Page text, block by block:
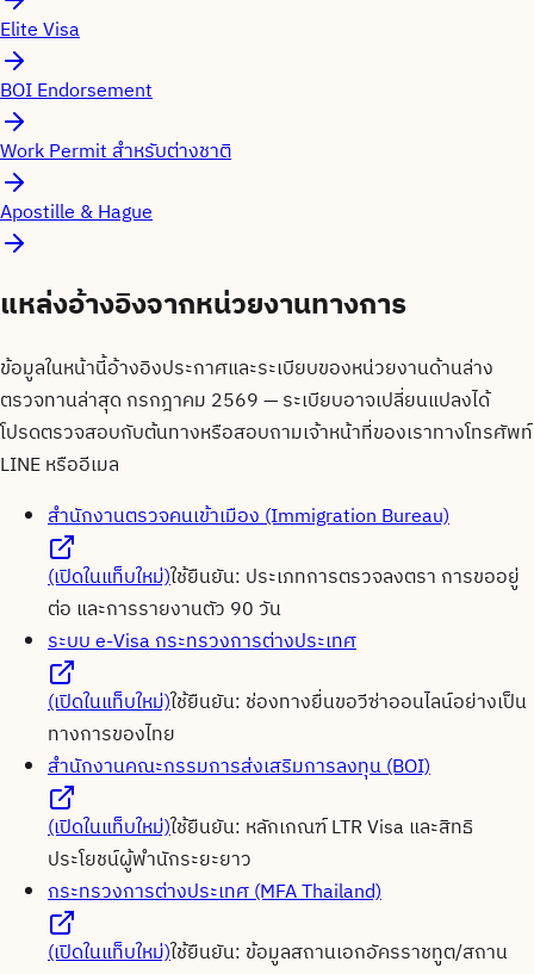
Elite Visa
BOI Endorsement
Work Permit สำหรับต่างชาติ
Apostille & Hague
แหล่งอ้างอิงจากหน่วยงานทางการ
ข้อมูลในหน้านี้อ้างอิงประกาศและระเบียบของหน่วยงานด้านล่าง
ตรวจทานล่าสุด กรกฎาคม 2569— ระเบียบอาจเปลี่ยนแปลงได้
โปรดตรวจสอบกับต้นทางหรือสอบถามเจ้าหน้าที่ของเราทางโทรศัพท์
LINE หรืออีเมล
สำนักงานตรวจคนเข้าเมือง (Immigration Bureau)
(เปิดในแท็บใหม่)ใช้ยืนยัน: ประเภทการตรวจลงตรา การขออยู่
ต่อ และการรายงานตัว 90 วัน
ระบบ e-Visa กระทรวงการต่างประเทศ
(เปิดในแท็บใหม่)ใช้ยืนยัน: ช่องทางยื่นขอวีซ่าออนไลน์อย่างเป็น
ทางการของไทย
สำนักงานคณะกรรมการส่งเสริมการลงทุน (BOI)
(เปิดในแท็บใหม่)ใช้ยืนยัน: หลักเกณฑ์ LTR Visa และสิทธิ
ประโยชน์ผู้พำนักระยะยาว
กระทรวงการต่างประเทศ (MFA Thailand)
(เปิดในแท็บใหม่)ใช้ยืนยัน: ข้อมูลสถานเอกอัครราชทูต/สถาน